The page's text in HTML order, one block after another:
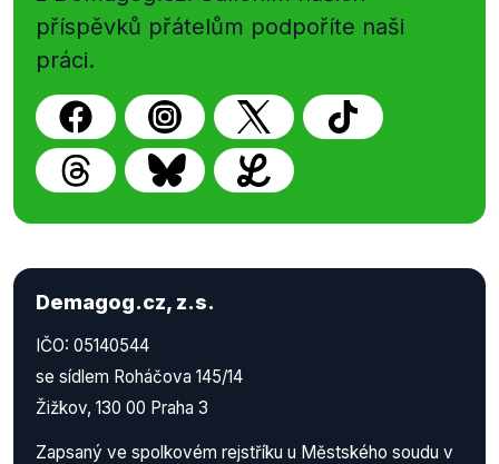
příspěvků přátelům podpoříte naši
práci.
Demagog.cz, z.s.
IČO: 05140544
se sídlem Roháčova 145/14
Žižkov, 130 00 Praha 3
Zapsaný ve spolkovém rejstříku u Městského soudu v